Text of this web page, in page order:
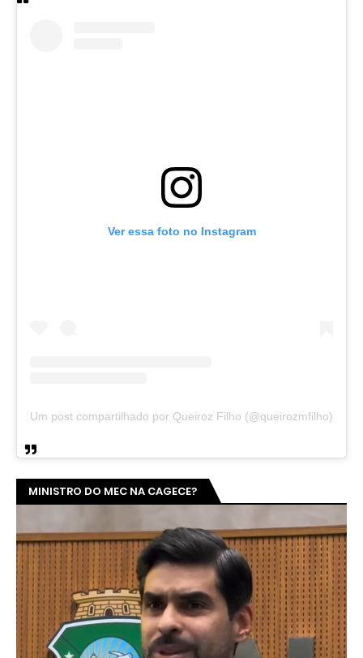
Ver essa foto no Instagram
Um post compartilhado por Queiroz Filho (@queirozmfilho)
MINISTRO DO MEC NA CAGECE?